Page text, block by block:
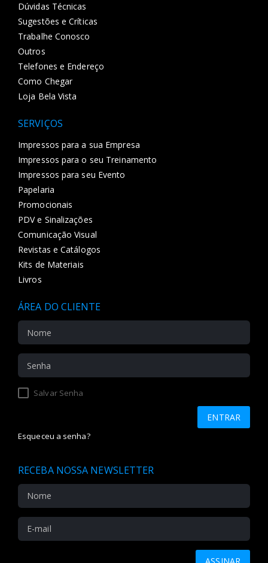
Dúvidas Técnicas
Sugestões e Críticas
Trabalhe Conosco
Outros
Telefones e Endereço
Como Chegar
Loja Bela Vista
SERVIÇOS
Impressos para a sua Empresa
Impressos para o seu Treinamento
Impressos para seu Evento
Papelaria
Promocionais
PDV e Sinalizações
Comunicação Visual
Revistas e Catálogos
Kits de Materiais
Livros
ÁREA DO CLIENTE
Salvar Senha
Esqueceu a senha?
RECEBA NOSSA NEWSLETTER